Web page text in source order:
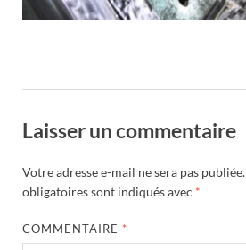
Laisser un commentaire
Votre adresse e-mail ne sera pas publiée.
obligatoires sont indiqués avec *
COMMENTAIRE *